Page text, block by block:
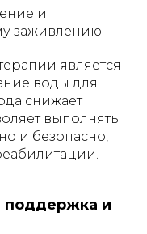
и
заживлению.
является
воды для
снижает
выполнять
и безопасно,
поддержка и